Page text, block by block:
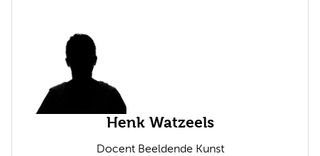
Henk Watzeels
Docent Beeldende Kunst